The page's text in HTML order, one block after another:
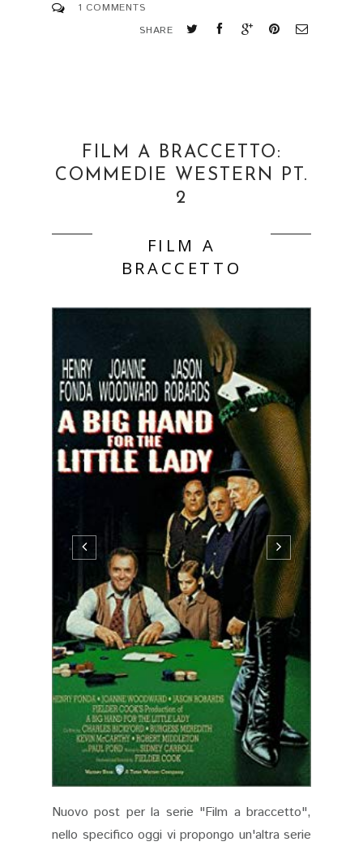
1 COMMENTS
SHARE
FILM A BRACCETTO:
COMMEDIE WESTERN PT.
2
FILM A
BRACCETTO
Nuovo post per la serie "Film a braccetto",
nello specifico oggi vi propongo un'altra serie